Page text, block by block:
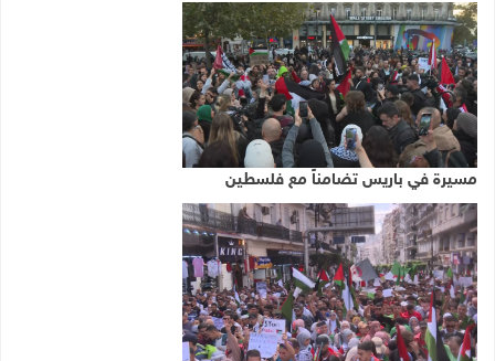
مسيرة في باريس تضامناً مع فلسطين